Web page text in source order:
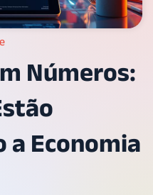
Números:
a Economia